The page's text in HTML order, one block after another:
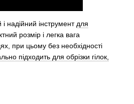
надійний інструментдля
розмір і легка вага
при цьому без необхідності
підходить для обрізки гілок,